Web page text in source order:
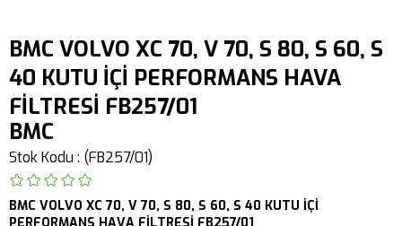
BMC VOLVO XC 70, V 70, S 80, S 60, S
40 KUTU İÇİ PERFORMANS HAVA
FİLTRESİ FB257/01
BMC
Stok Kodu (FB257/01)
BMC VOLVO XC 70, V 70, S 80, S 60, S 40 KUTU İÇİ